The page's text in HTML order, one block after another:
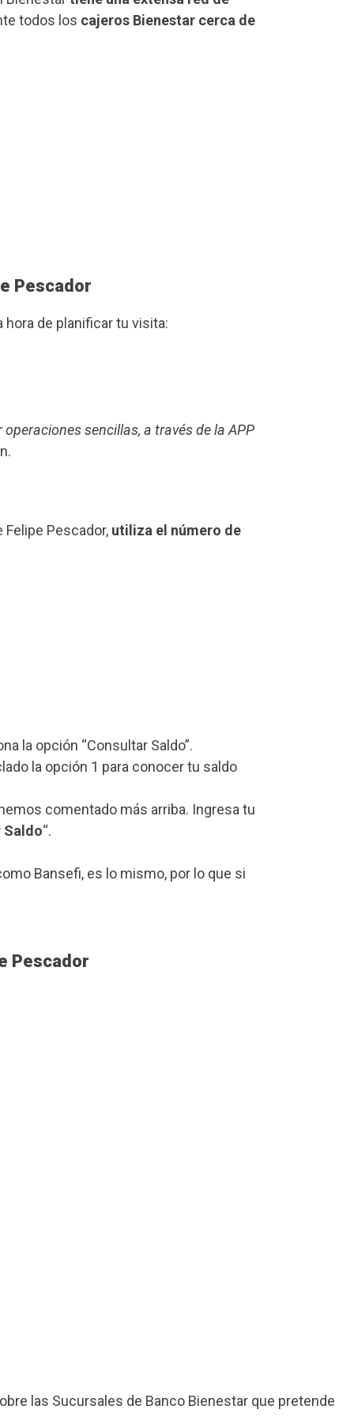
todos los cajeros Bienestar cerca de
Pescador
hora de planificar tu visita:
sencillas, a través de la APP
Pescador, utiliza el número de
la opción “Consultar Saldo”.
la opción 1 para conocer tu saldo
comentado más arriba. Ingresa tu
Saldo“.
Bansefi, es lo mismo, por lo que si
Pescador
las Sucursales de Banco Bienestar que pretende